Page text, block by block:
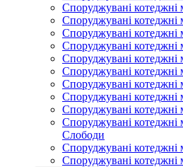
Споруджувані котеджні
Споруджувані котеджні
Споруджувані котеджні
Споруджувані
Споруджувані котеджні
Споруджувані котеджні
Споруджувані котеджні
Споруджувані котеджні
Споруджувані котеджні
Споруджувані котеджні
Слободи
Споруджувані котеджні
Споруджувані котеджні